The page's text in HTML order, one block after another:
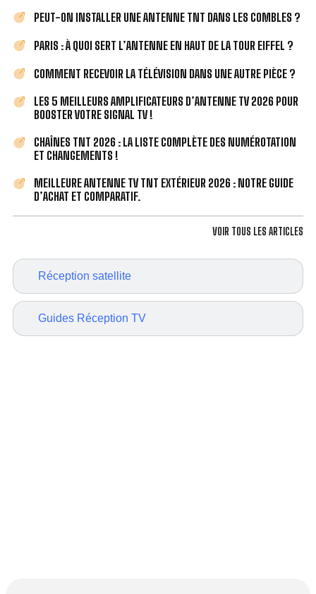
Réception satellite
Guides Réception TV
PEUT-ON INSTALLER UNE ANTENNE TNT DANS LES COMBLES ?
PARIS : À QUOI SERT L’ANTENNE EN HAUT DE LA TOUR EIFFEL ?
COMMENT RECEVOIR LA TÉLÉVISION DANS UNE AUTRE PIÈCE ?
LES 5 MEILLEURS AMPLIFICATEURS D’ANTENNE TV 2026 POUR
BOOSTER VOTRE SIGNAL TV !
CHAÎNES TNT 2026 : LA LISTE COMPLÈTE DES NUMÉROTATION
ET CHANGEMENTS !
MEILLEURE ANTENNE TV TNT EXTÉRIEUR 2026 : NOTRE GUIDE
D’ACHAT ET COMPARATIF.
VOIR TOUS LES ARTICLES